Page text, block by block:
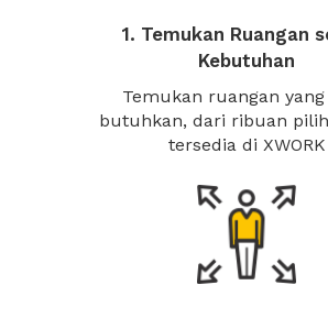
1. Temukan Ruangan
Kebutuhan
Temukan ruangan
butuhkan, dari ribuan
tersedia di XWORK